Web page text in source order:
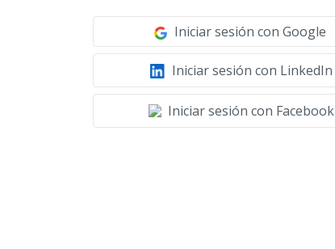
Iniciar sesión con Google
Iniciar sesión con LinkedIn
Iniciar sesión con Facebook